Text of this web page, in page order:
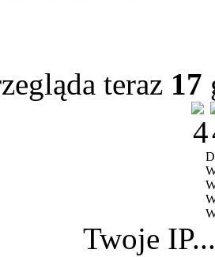
teraz 17
Twoje IP...